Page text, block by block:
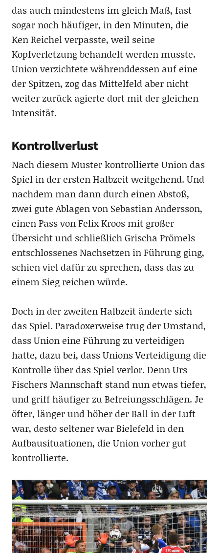
das auch mindestens im gleich Maß, fast
sogar noch häufiger, in den Minuten, die
Ken Reichel verpasste, weil seine
Kopfverletzung behandelt werden musste.
Union verzichtete währenddessen auf eine
der Spitzen, zog das Mittelfeld aber nicht
weiter zurück agierte dort mit der gleichen
Intensität.
Kontrollverlust
Nach diesem Muster kontrollierte Union das
Spiel in der ersten Halbzeit weitgehend. Und
nachdem man dann durch einen Abstoß,
zwei gute Ablagen von Sebastian Andersson,
einen Pass von Felix Kroos mit großer
Übersicht und schließlich Grischa Prömels
entschlossenes Nachsetzen in Führung ging,
schien viel dafür zu sprechen, dass das zu
einem Sieg reichen würde.
Doch in der zweiten Halbzeit änderte sich
das Spiel. Paradoxerweise trug der Umstand,
dass Union eine Führung zu verteidigen
hatte, dazu bei, dass Unions Verteidigung die
Kontrolle über das Spiel verlor. Denn Urs
Fischers Mannschaft stand nun etwas tiefer,
und griff häufiger zu Befreiungsschlägen. Je
öfter, länger und höher der Ball in der Luft
war, desto seltener war Bielefeld in den
Aufbausituationen, die Union vorher gut
kontrollierte.